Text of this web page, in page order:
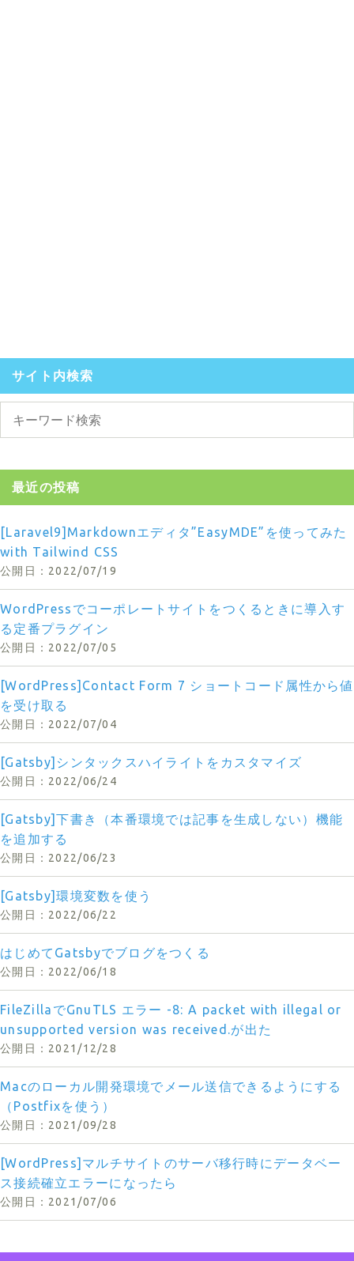
サイト内検索
最近の投稿
[Laravel9]Markdownエディタ”EasyMDE”を使ってみた
with Tailwind CSS
2022/07/19
WordPressでコーポレートサイトをつくるときに導入す
る定番プラグイン
2022/07/05
[WordPress]Contact Form 7 ショートコード属性から値
を受け取る
2022/07/04
[Gatsby]シンタックスハイライトをカスタマイズ
2022/06/24
[Gatsby]下書き（本番環境では記事を生成しない）機能
を追加する
2022/06/23
[Gatsby]環境変数を使う
2022/06/22
はじめてGatsbyでブログをつくる
2022/06/18
FileZillaでGnuTLS エラー -8: A packet with illegal or
unsupported version was received.が出た
2021/12/28
Macのローカル開発環境でメール送信できるようにする
（Postfixを使う）
2021/09/28
[WordPress]マルチサイトのサーバ移行時にデータベー
ス接続確立エラーになったら
2021/07/06